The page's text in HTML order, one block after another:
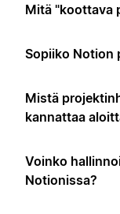
Mitä "koottava
Sopiiko Notion
Mistä
kannattaa
Voinko
Notionissa?